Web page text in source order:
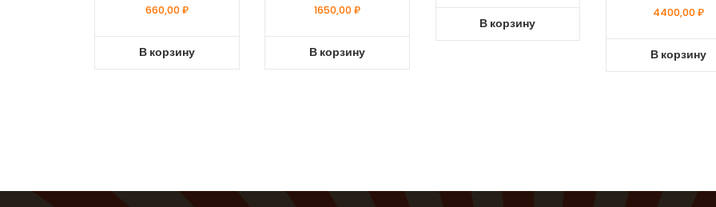
660,00₽
В корзину
1650,00₽
В корзину
В корзину
4400,00₽
В корзину